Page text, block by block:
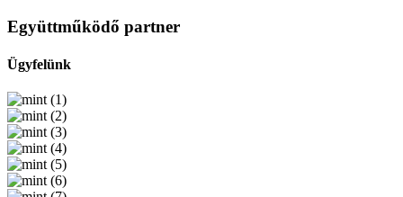
Együttműködő partner
Ügyfelünk